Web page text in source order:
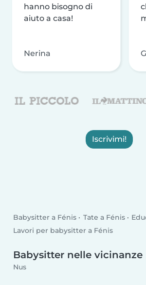
hanno bisogno di
aiuto a casa!
Nerina
Iscrivimi!
Babysitter a Fénis Tate a Fénis
Lavori per babysitter a Fénis
Babysitter nelle vicinanze
Nus